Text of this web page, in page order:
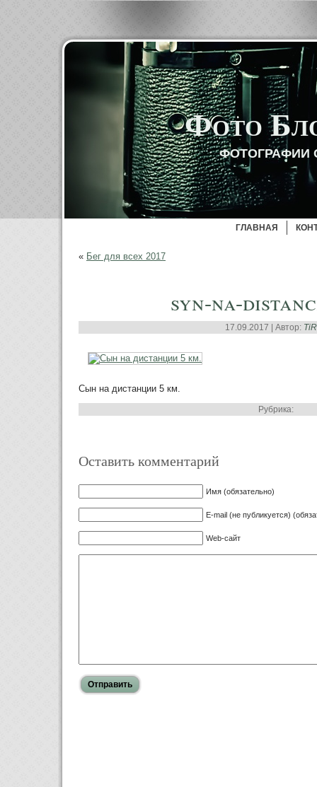
Фото
ФОТОГРАФИИ
ГЛАВНАЯ
« Бег для всех 2017
syn-na-
17.09.2017 | Автор:
Сын на дистанции 5 км.
Рубрика:
Оставить комментарий
Имя (обязательно)
E-mail (не публикуется)
Web-сайт